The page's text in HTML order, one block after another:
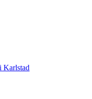
Karlstad